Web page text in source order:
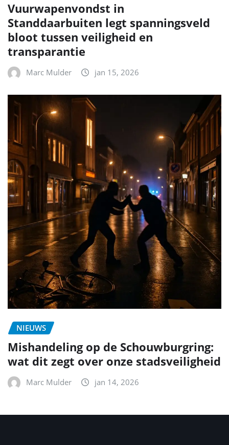
Vuurwapenvondst in
Standdaarbuiten legt spanningsveld
bloot tussen veiligheid en
transparantie
Marc Mulder jan 15, 2026
NIEUWS
Mishandeling op de Schouwburgring:
wat dit zegt over onze stadsveiligheid
Marc Mulder jan 14, 2026